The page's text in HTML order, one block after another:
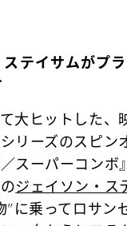
テイサムがプ
大ヒットした、
リーズのスピン
スーパーコンボ
ジェイソン・ス
”に乗ってロサン